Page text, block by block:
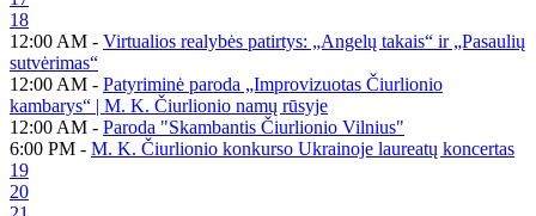
18
12:00 AM - Virtualios realybės patirtys: „Angelų takais“ ir „Pasaulių
sutvėrimas“
12:00 AM - Patyriminė paroda „Improvizuotas Čiurlionio
kambarys“ | M. K. Čiurlionio namų rūsyje
12:00 AM - Paroda "Skambantis Čiurlionio Vilnius"
6:00 PM - M. K. Čiurlionio konkurso Ukrainoje laureatų koncertas
19
20